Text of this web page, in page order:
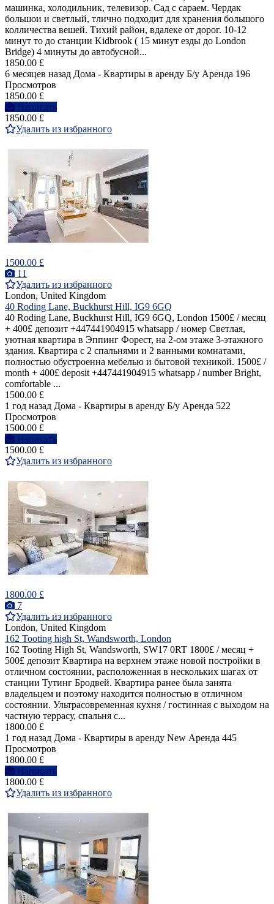
машинка, холодильник, телевизор. Сад с сараем. Чердак
большои и светлый, тлично подходит для хранения большого
колличества вешей. Тихий район, вдалеке от дорог. 10-12
минут то до станции Kidbrook ( 15 минут езды до London
Bridge) 4 минуты до автобусной...
1850.00 £
6 месяцев назад Дома - Квартиры в аренду Б/у Аренда 196
Просмотров
1850.00 £
Написать
1850.00 £
Удалить из избранного
1500.00 £
11
Удалить из избранного
London, United Kingdom
40 Roding Lane, Buckhurst Hill, IG9 6GQ
40 Roding Lane, Buckhurst Hill, IG9 6GQ, London 1500£ / месяц
+ 400£ депозит +447441904915 whatsapp / номер Светлая,
уютная квартира в Эппинг Форест, на 2-ом этаже 3-этажного
здания. Квартира с 2 спальнями и 2 ванными комнатами,
полностью обустроенна мебелью и бытовой техникой. 1500£ /
month + 400£ deposit +447441904915 whatsapp / number Bright,
comfortable ...
1500.00 £
1 год назад Дома - Квартиры в аренду Б/у Аренда 522
Просмотров
1500.00 £
Написать
1500.00 £
Удалить из избранного
1800.00 £
7
Удалить из избранного
London, United Kingdom
162 Tooting high St, Wandsworth, London
162 Tooting High St, Wandsworth, SW17 0RT 1800£ / месяц +
500£ депозит Квартира на верхнем этаже новой постройки в
отличном состоянии, расположенная в нескольких шагах от
станции Тутинг Бродвей. Квартира ранее была занята
владельцем и поэтому находится полностью в отличном
состоянии. Ультрасовременная кухня / гостинная с выходом на
частную террасу, спальня с...
1800.00 £
1 год назад Дома - Квартиры в аренду New Аренда 445
Просмотров
1800.00 £
Написать
1800.00 £
Удалить из избранного